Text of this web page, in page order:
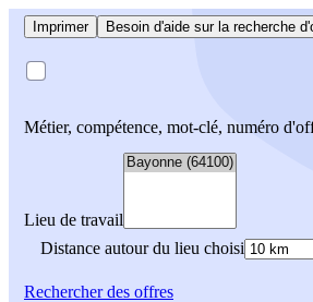
Imprimer Besoin d'aide sur la recherche
Métier, compétence, mot-clé, numéro
Lieu de travail
Distance autour du lieu choisi
Rechercherdes offres